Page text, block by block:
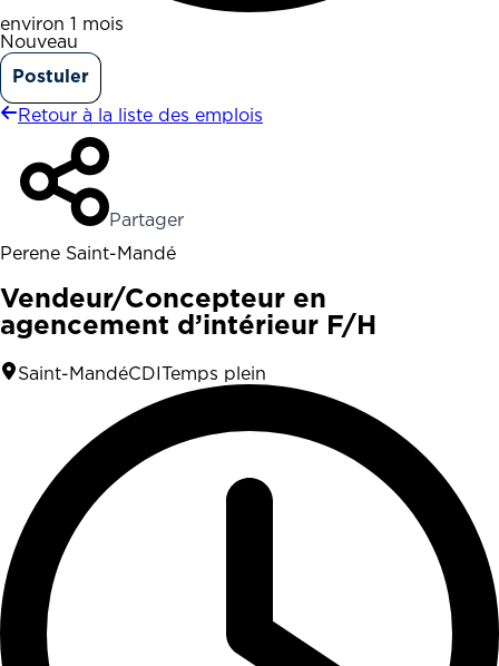
environ 1 mois
Nouveau
Postuler
Retour à la liste des emplois
Partager
Perene Saint-Mandé
Vendeur/Concepteur en
agencement d’intérieur F/H
Saint-MandéCDI Temps plein